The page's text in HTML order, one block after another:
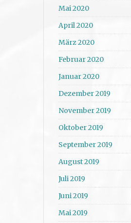
Mai 2020
April 2020
März 2020
Februar 2020
Januar 2020
Dezember 2019
November 2019
Oktober 2019
September 2019
August 2019
Juli 2019
Juni 2019
Mai 2019